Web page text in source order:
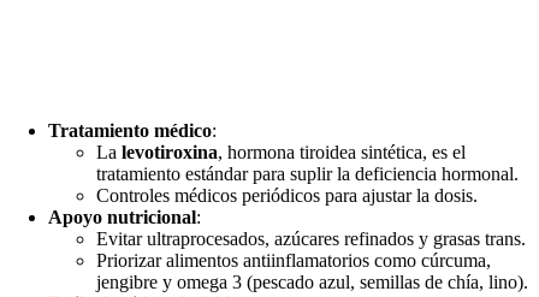
Tratamiento médico:
La levotiroxina, hormona tiroidea sintética, es el
tratamiento estándar para suplir la deficiencia hormonal.
Controles médicos periódicos para ajustar la dosis.
Apoyo nutricional:
Evitar ultraprocesados, azúcares refinados y grasas trans.
Priorizar alimentos antiinflamatorios como cúrcuma,
jengibre y omega 3 (pescado azul, semillas de chía, lino).